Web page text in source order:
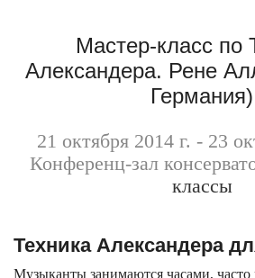
Мастер-класс по
Александера. Рене
Германия)
21 октября 2014 г. - 23
Конференц-зал
классы
Техника Александера
Музыканты занимаются часами, часто